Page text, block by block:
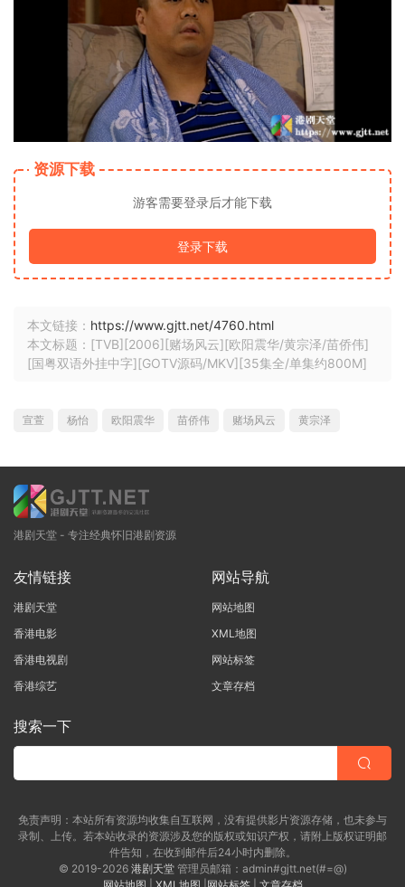
资源下载
游客需要登录后才能下载
登录下载
本文链接： https://www.gjtt.net/4760.html
本文标题：[TVB][2006][赌场风云][欧阳震华/黄宗泽/苗侨伟]
[国粤双语外挂中字][GOTV源码/MKV][35集全/单集约800M]
宣萱 杨怡 欧阳震华 苗侨伟 赌场风云 黄宗泽
港剧天堂 - 专注经典怀旧港剧资源
友情链接
港剧天堂
香港电影
香港电视剧
香港综艺
网站导航
网站地图
XML地图
网站标签
文章存档
搜索一下
免责声明：本站所有资源均收集自互联网，没有提供影片资源存储，也未参与
录制、上传。若本站收录的资源涉及您的版权或知识产权，请附上版权证明邮
件告知，在收到邮件后24小时内删除。
© 2019-2026 港剧天堂管理员邮箱：admin#gjtt.net(#=@)